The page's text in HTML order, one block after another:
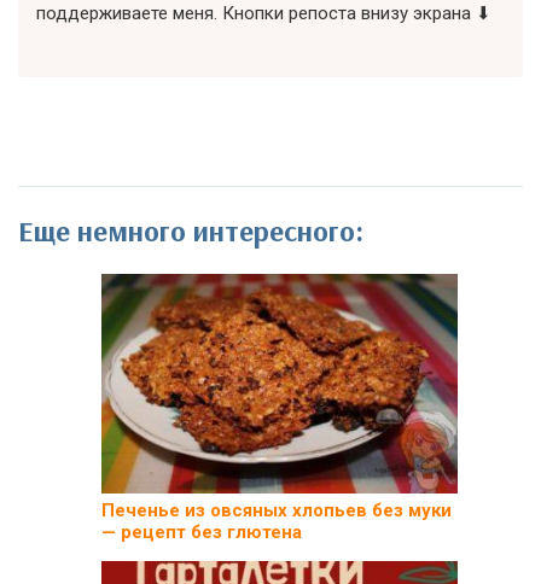
поддерживаете меня. Кнопки репоста внизу экрана ⬇
Еще немного интересного:
Печенье из овсяных хлопьев без муки
— рецепт без глютена